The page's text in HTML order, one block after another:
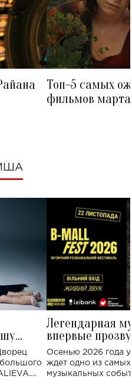
Топ-5 самых
фильмов
Легендарная
впервые
Украине: где
Осенью 2026 года
ждет одно из
музыкальных